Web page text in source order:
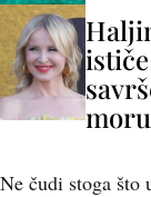
moru
Ne čudi stoga što